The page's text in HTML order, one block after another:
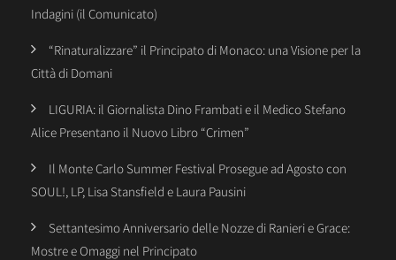
Indagini (il Comunicato)
“Rinaturalizzare” il Principato di Monaco: una Visione per la
Città di Domani
LIGURIA: il Giornalista Dino Frambati e il Medico Stefano
Alice Presentano il Nuovo Libro “Crimen”
Il Monte Carlo Summer Festival Prosegue ad Agosto con
SOUL!, LP, Lisa Stansfield e Laura Pausini
Settantesimo Anniversario delle Nozze di Ranieri e Grace:
Mostre e Omaggi nel Principato